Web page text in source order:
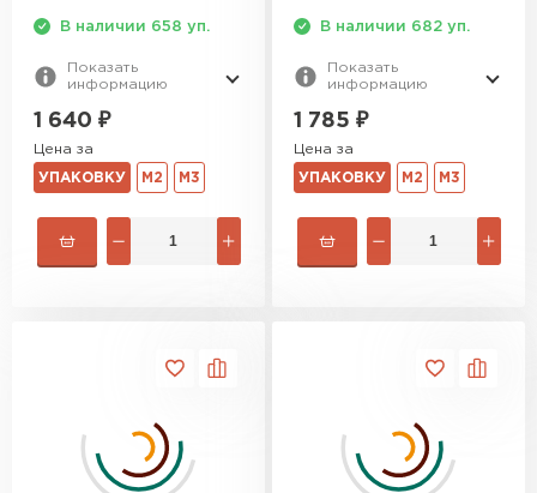
В наличии 658 уп.
Показать
информацию
1 640 ₽
Цена за
УПАКОВКУ М2 М3
В наличии 682 уп.
Показать
информацию
1 785 ₽
Цена за
УПАКОВКУ М2 М3